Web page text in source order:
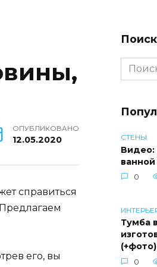
ОПУБЛИКОВАНО
12.05.2020
справиться
его, вы
Поиск
Search
for:
СТЕНЫ
Видео:
ванной
0
Тумба
(+фото)
0